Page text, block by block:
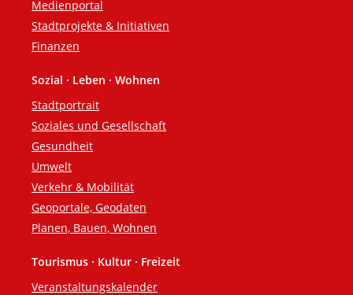
Medienportal
Stadtprojekte & Initiativen
Finanzen
Sozial · Leben · Wohnen
Stadtportrait
Soziales und Gesellschaft
Gesundheit
Umwelt
Verkehr & Mobilität
Geoportale, Geodaten
Planen, Bauen, Wohnen
Tourismus · Kultur · Freizeit
Veranstaltungskalender